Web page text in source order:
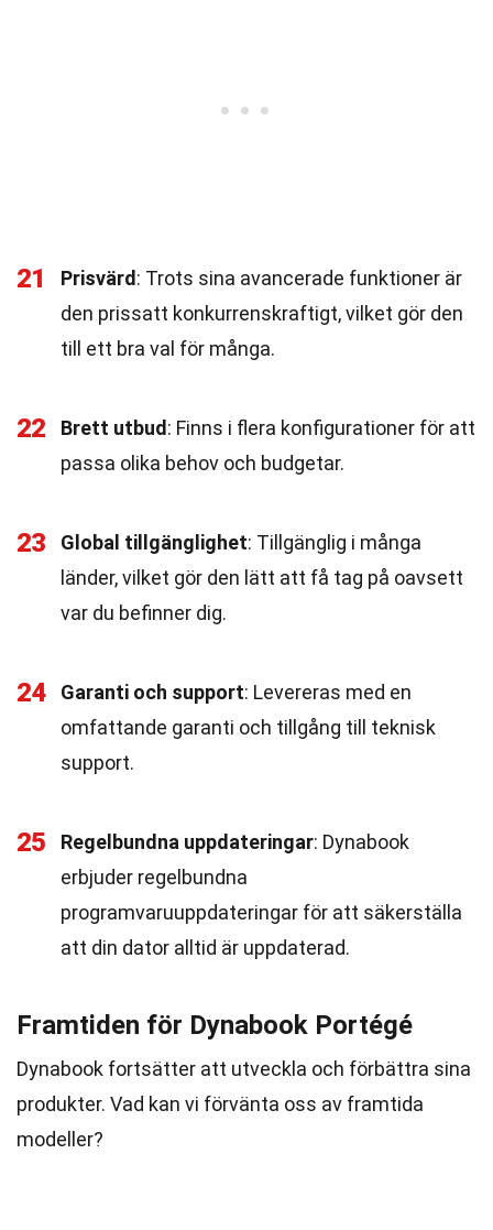
21 Prisvärd : Trots sina avancerade funktioner är
den prissatt konkurrenskraftigt, vilket gör den
till ett bra val för många.
22 Brett utbud : Finns i flera konfigurationer för att
passa olika behov och budgetar.
23 Global tillgänglighet: Tillgänglig i många
länder, vilket gör den lätt att få tag på oavsett
var du befinner dig.
24 Garanti och support: Levereras med en
omfattande garanti och tillgång till teknisk
support.
25 Regelbundna uppdateringar: Dynabook
erbjuder regelbundna
programvaruuppdateringar för att säkerställa
att din dator alltid är uppdaterad.
Framtiden för Dynabook Portégé
Dynabook fortsätter att utveckla och förbättra sina
produkter. Vad kan vi förvänta oss av framtida
modeller?